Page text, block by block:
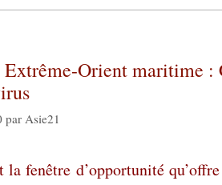
Orient maritime
par Asie21
la fenêtre d’opportunité